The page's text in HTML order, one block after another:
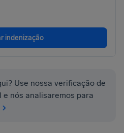
indenização
Use nossa verificação de
nós analisaremos para